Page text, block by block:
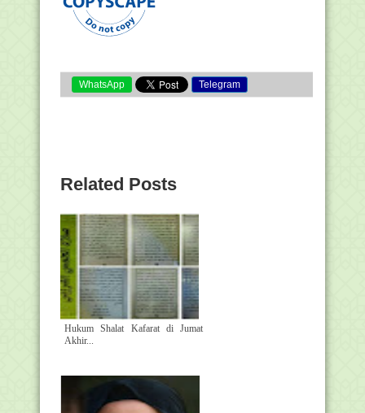
WhatsApp Telegram
Related Posts
Hukum Shalat Kafarat di Jumat
Akhir...